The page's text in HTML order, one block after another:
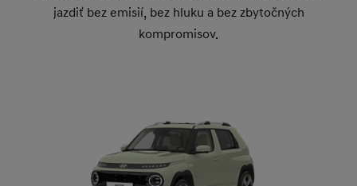
jazdiť bez emisií, bez hluku a bez zbytočných
kompromisov.